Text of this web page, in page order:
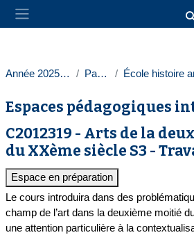
Passer au contenu principal
Panneau latéral
Année 2025-2026 Paris 1
Espaces pédagogiques
C2012319 - Arts de la
du XXème siècle S3 -
Espace en préparation
Le cours introduira dans des
champ de l’art dans la deuxième moitié
une attention particulière à la